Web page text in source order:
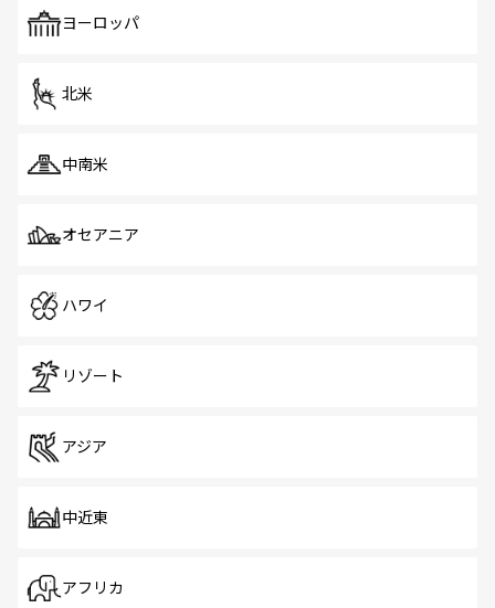
で、ホーカーズは地元の風情を楽しめる外せないスポット
ヨーロッパ
北米
中南米
オセアニア
ハワイ
リゾート
アジア
中近東
アフリカ